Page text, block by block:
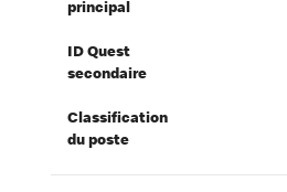
principal
ID Quest
secondaire
Classification
du poste